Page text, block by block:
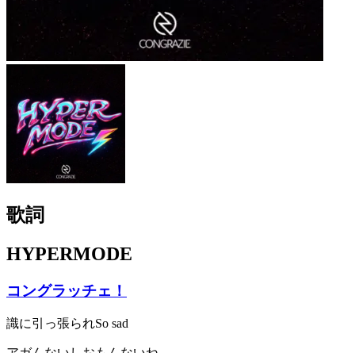
歌詞
HYPERMODE
コングラッチェ！
識に引っ張られSo sad